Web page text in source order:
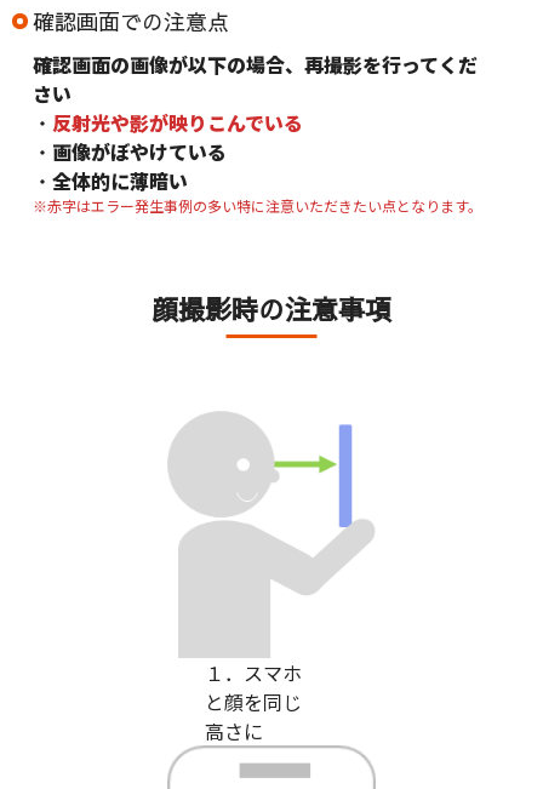
確認画面での注意点
確認画面の画像が以下の場合、再撮影を行ってくだ
さい
・ 反射光や影が映りこんでいる
・ 画像がぼやけている
・ 全体的に薄暗い
※赤字はエラー発生事例の多い特に注意いただきたい点となります。
顔撮影時の注意事項
１．スマホ
と顔を同じ
高さに